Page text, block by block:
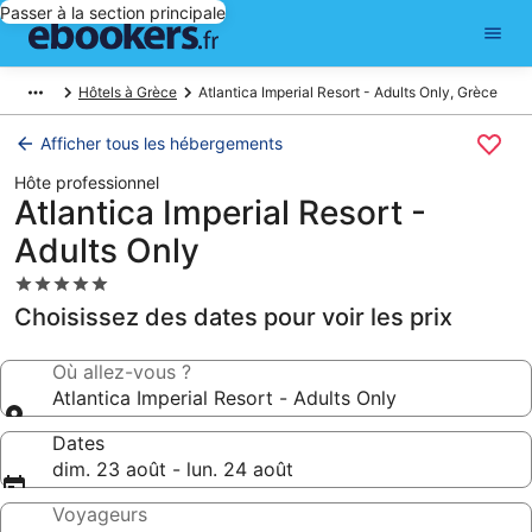
Passer à la section principale
Hôtels à Grèce Atlantica Imperial Resort - Adults Only, Grèce
Afficher tous les hébergements
Hôte professionnel
Atlantica Imperial Resort -
Adults Only
Hébergement
5.0 étoiles
Choisissez des dates pour voir les prix
Où allez-vous ?
Atlantica Imperial Resort - Adults Only
Dates
dim. 23 août - lun. 24 août
Voyageurs